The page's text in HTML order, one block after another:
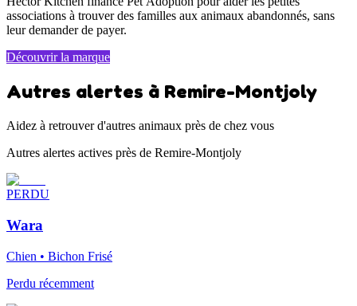
associations à trouver des familles aux animaux abandonnés, sans
leur demander de payer.
Découvrir la marque
Autres alertes à Remire-Montjoly
Aidez à retrouver d'autres animaux près de chez vous
Autres alertes actives près de Remire-Montjoly
PERDU
Wara
Chien • Bichon Frisé
Perdu récemment